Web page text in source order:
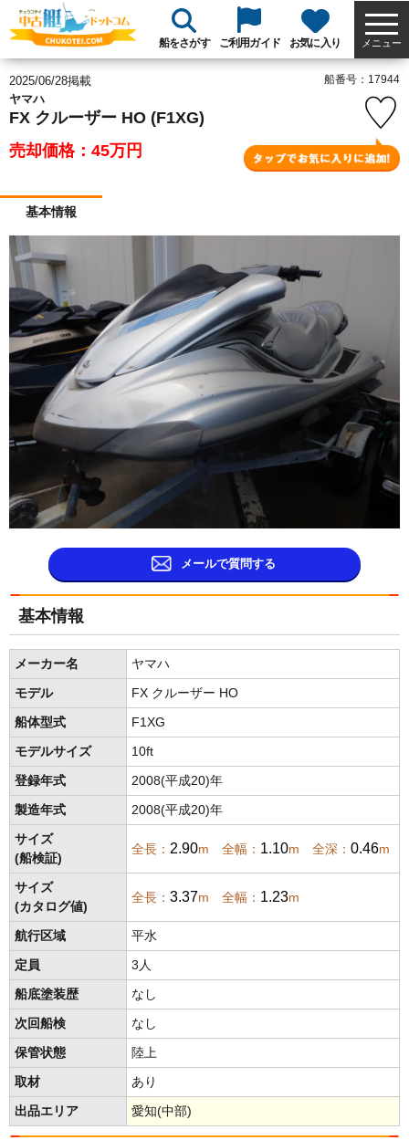
船をさがす ご利用ガイド お気に入り メニュー
2025/06/28掲載
ヤマハ
FX クルーザー HO (F1XG)
売却価格：45万円
船番号：17944
基本情報
メールで質問する
基本情報
メーカー名 ヤマハ
モデル FX クルーザー HO
船体型式 F1XG
モデルサイズ 10ft
登録年式 2008(平成20)年
製造年式 2008(平成20)年
サイズ
(船検証)
全長： 2.90m 全幅： 1.10m 全深： 0.46m
サイズ
(カタログ値)
全長： 3.37m 全幅： 1.23m
航行区域 平水
定員 3人
船底塗装歴 なし
次回船検 なし
保管状態 陸上
取材 あり
出品エリア 愛知(中部)